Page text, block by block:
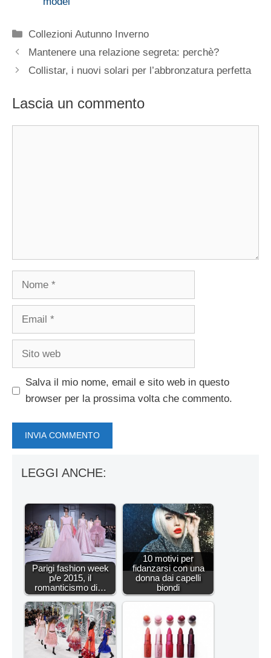
Categorie
Collezioni Autunno Inverno
Mantenere una relazione segreta: perchè?
Collistar, i nuovi solari per l’abbronzatura perfetta
Lascia un commento
Nome
Email
Sito
Salva il mio nome, email e sito web in questo
browser per la prossima volta che commento.
LEGGI ANCHE:
Parigi fashion week
p/e 2015, il
romanticismo di…
10 motivi per
fidanzarsi con una
donna dai capelli
biondi